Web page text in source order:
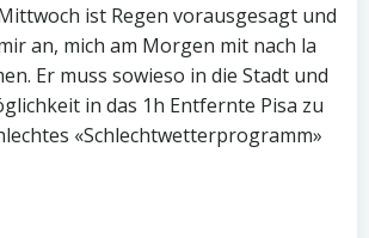
ist Regen vorausgesagt und
an, mich am Morgen mit nach la
Er muss sowieso in die Stadt und
in das 1h Entfernte Pisa zu
«Schlechtwetterprogramm»